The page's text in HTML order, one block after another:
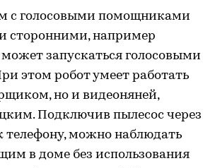
с голосовыми помощниками
сторонними, например
запускаться голосовыми
этом робот умеет работать
но и видеоняней,
Подключив пылесос через
телефону, можно наблюдать
в доме без использования